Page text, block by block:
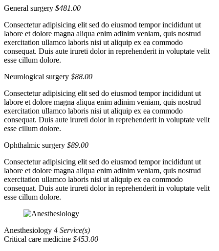
General surgery $481.00
Consectetur adipisicing elit sed do eiusmod tempor incididunt ut
labore et dolore magna aliqua enim adinim veniam, quis nostrud
exercitation ullamco laboris nisi ut aliquip ex ea commodo
consequat. Duis aute irureti dolor in reprehenderit in voluptate velit
esse cillum dolore.
Neurological surgery $88.00
Consectetur adipisicing elit sed do eiusmod tempor incididunt ut
labore et dolore magna aliqua enim adinim veniam, quis nostrud
exercitation ullamco laboris nisi ut aliquip ex ea commodo
consequat. Duis aute irureti dolor in reprehenderit in voluptate velit
esse cillum dolore.
Ophthalmic surgery $89.00
Consectetur adipisicing elit sed do eiusmod tempor incididunt ut
labore et dolore magna aliqua enim adinim veniam, quis nostrud
exercitation ullamco laboris nisi ut aliquip ex ea commodo
consequat. Duis aute irureti dolor in reprehenderit in voluptate velit
esse cillum dolore.
Anesthesiology 4 Service(s)
Critical care medicine $453.00